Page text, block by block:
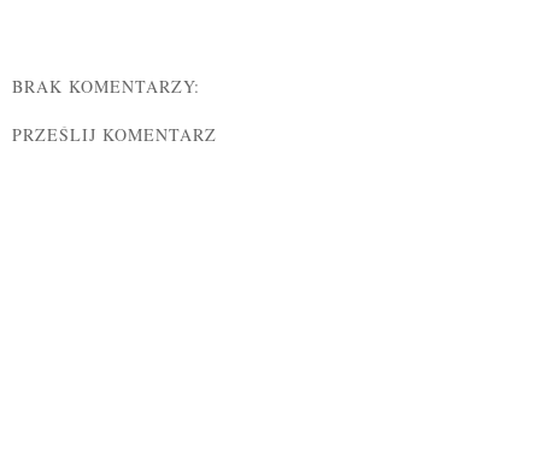
BRAK KOMENTARZY:
PRZEŚLIJ KOMENTARZ